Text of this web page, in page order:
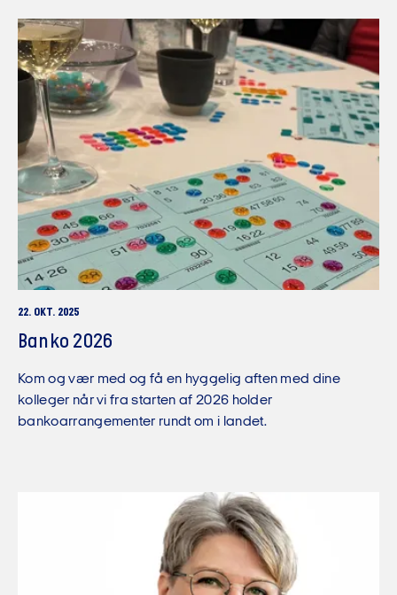
22. OKT. 2025
Banko 2026
Kom og vær med og få en hyggelig aften med dine
kolleger når vi fra starten af 2026 holder
bankoarrangementer rundt om i landet.